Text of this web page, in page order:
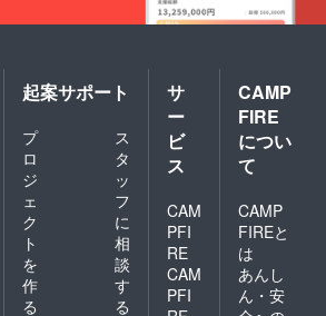
起案サポート
プ
ロ
ジ
ェ
ク
ト
を
作
る
ス
タ
ッ
フ
に
相
談
す
る
サ
ー
ビ
ス
CAM
PFI
RE
CAM
PFI
CAMP
FIRE
につい
て
CAMP
FIREと
は
あんし
ん・安